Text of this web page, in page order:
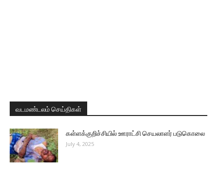
வடமண்டலம் செய்திகள்
கள்ளக்குறிச்சியில் ஊராட்சி செயலாளர் படுகொலை
July 4, 2025